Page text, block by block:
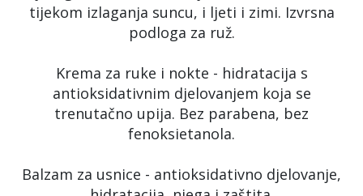
tijekom izlaganja suncu, i ljeti i zimi. Izvrsna
podloga za ruž.
Krema za ruke i nokte - hidratacija s
antioksidativnim djelovanjem koja se
trenutačno upija. Bez parabena, bez
fenoksietanola.
Balzam za usnice - antioksidativno djelovanje,